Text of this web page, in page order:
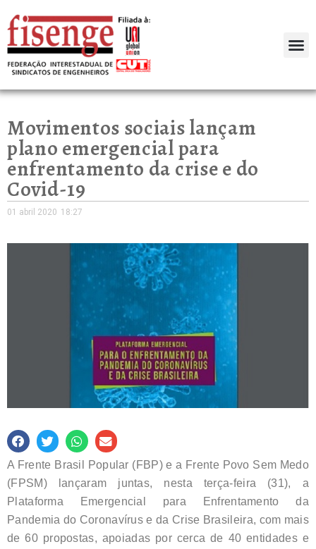
Movimentos sociais lançam
plano emergencial para
enfrentamento da crise e do
Covid-19
01 abril 2020 18:27
A Frente Brasil Popular (FBP) e a Frente Povo Sem Medo
(FPSM) lançaram juntas, nesta terça-feira (31), a
Plataforma Emergencial para Enfrentamento da
Pandemia do Coronavírus e da Crise Brasileira, com mais
de 60 propostas, apoiadas por cerca de 40 entidades e